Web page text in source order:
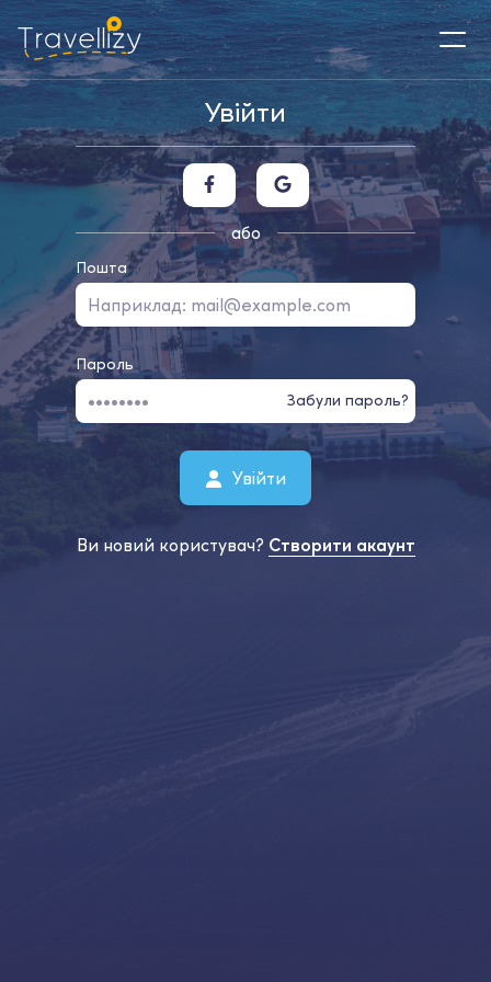
Увійти
або
Пошта
Пароль
Забули пароль?
Увійти
Ви новий користувач? Створити акаунт